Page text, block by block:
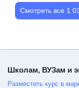
Смотреть все 1
Школам, ВУЗам и
Разместить курс в